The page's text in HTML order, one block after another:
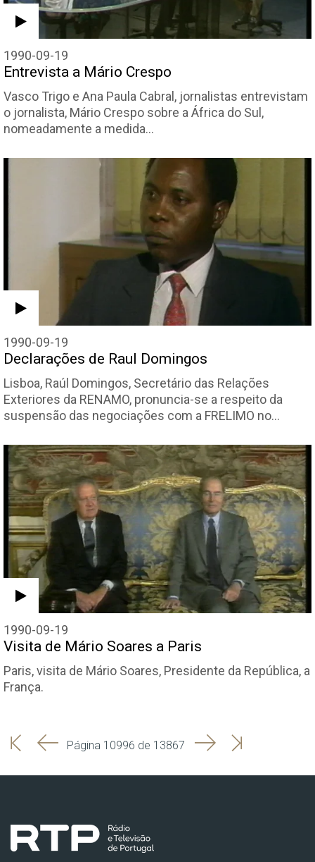
1990-09-19
Entrevista a Mário Crespo
Vasco Trigo e Ana Paula Cabral, jornalistas entrevistam
o jornalista, Mário Crespo sobre a África do Sul,
nomeadamente a medida…
1990-09-19
Declarações de Raul Domingos
Lisboa, Raúl Domingos, Secretário das Relações
Exteriores da RENAMO, pronuncia-se a respeito da
suspensão das negociações com a FRELIMO no…
1990-09-19
Visita de Mário Soares a Paris
Paris, visita de Mário Soares, Presidente da República, a
França.
'
'
Página 10996 de 13867 SeguinteÚltima